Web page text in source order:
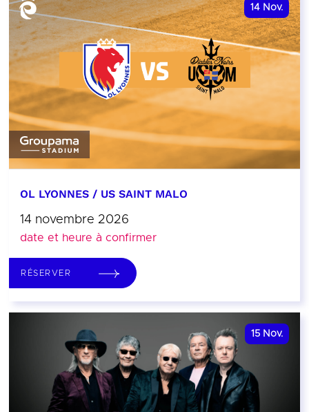
14 Nov.
OL LYONNES / US SAINT MALO
14 novembre 2026
date et heure à confirmer
RÉSERVER
15 Nov.